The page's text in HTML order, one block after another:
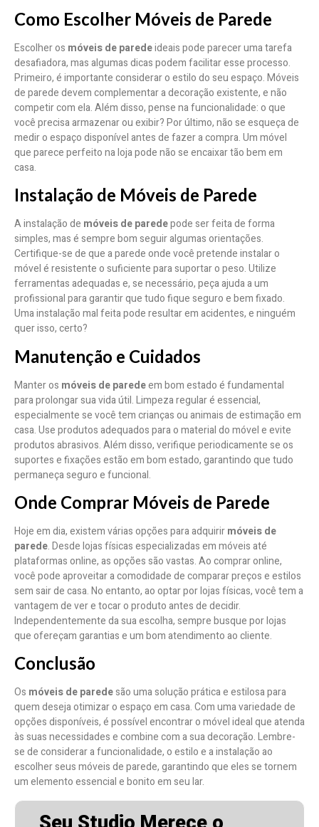
Como Escolher Móveis de Parede
Escolher os móveis de paredeideais pode parecer uma tarefa
desafiadora, mas algumas dicas podem facilitar esse processo.
Primeiro, é importante considerar o estilo do seu espaço. Móveis
de parede devem complementar a decoração existente, e não
competir com ela. Além disso, pense na funcionalidade: o que
você precisa armazenar ou exibir? Por último, não se esqueça de
medir o espaço disponível antes de fazer a compra. Um móvel
que parece perfeito na loja pode não se encaixar tão bem em
casa.
Instalação de Móveis de Parede
A instalação de móveis de paredepode ser feita de forma
simples, mas é sempre bom seguir algumas orientações.
Certifique-se de que a parede onde você pretende instalar o
móvel é resistente o suficiente para suportar o peso. Utilize
ferramentas adequadas e, se necessário, peça ajuda a um
profissional para garantir que tudo fique seguro e bem fixado.
Uma instalação mal feita pode resultar em acidentes, e ninguém
quer isso, certo?
Manutenção e Cuidados
Manter os móveis de paredeem bom estado é fundamental
para prolongar sua vida útil. Limpeza regular é essencial,
especialmente se você tem crianças ou animais de estimação em
casa. Use produtos adequados para o material do móvel e evite
produtos abrasivos. Além disso, verifique periodicamente se os
suportes e fixações estão em bom estado, garantindo que tudo
permaneça seguro e funcional.
Onde Comprar Móveis de Parede
Hoje em dia, existem várias opções para adquirirmóveis de
parede. Desde lojas físicas especializadas em móveis até
plataformas online, as opções são vastas. Ao comprar online,
você pode aproveitar a comodidade de comparar preços e estilos
sem sair de casa. No entanto, ao optar por lojas físicas, você tem a
vantagem de ver e tocar o produto antes de decidir.
Independentemente da sua escolha, sempre busque por lojas
que ofereçam garantias e um bom atendimento ao cliente.
Conclusão
Os móveis de paredesão uma solução prática e estilosa para
quem deseja otimizar o espaço em casa. Com uma variedade de
opções disponíveis, é possível encontrar o móvel ideal que atenda
às suas necessidades e combine com a sua decoração. Lembre-
se de considerar a funcionalidade, o estilo e a instalação ao
escolher seus móveis de parede, garantindo que eles se tornem
um elemento essencial e bonito em seu lar.
Seu Studio Merece o